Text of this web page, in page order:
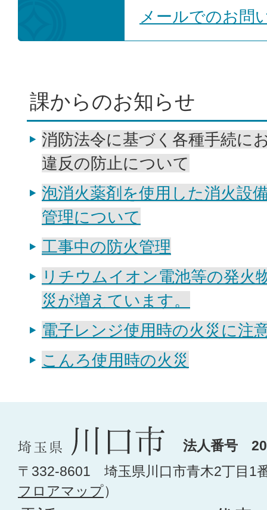
メールでのお問
課からのお知らせ
消防法令に基づく各種手続に
違反の防止について
泡消火薬剤を使用した消火設
管理について
工事中の防火管理
リチウムイオン電池等の発火
災が増えています。
電子レンジ使用時の火災に注
こんろ使用時の火災
法人番号
〒332-8601 埼玉県川口市青木2丁目1
フロアマップ）